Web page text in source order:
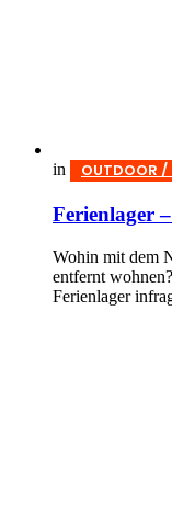
in OUTDOOR /
Ferienlager
Wohin mit dem
entfernt
Ferienlager